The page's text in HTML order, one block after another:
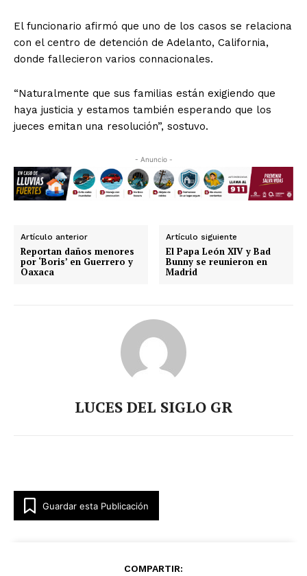
El funcionario afirmó que uno de los casos se relaciona
con el centro de detención de Adelanto, California,
donde fallecieron varios connacionales.
“Naturalmente que sus familias están exigiendo que
haya justicia y estamos también esperando que los
jueces emitan una resolución”, sostuvo.
- Anuncio -
Artículo anterior
Reportan daños menores
por ‘Boris’ en Guerrero y
Oaxaca
Artículo siguiente
El Papa León XIV y Bad
Bunny se reunieron en
Madrid
LUCES DEL SIGLO GR
Guardar esta Publicación
COMPARTIR: